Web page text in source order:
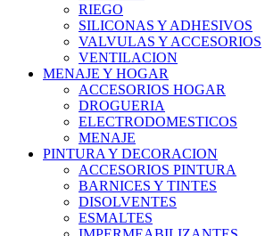
RIEGO
SILICONAS Y ADHESIVOS
VALVULAS Y ACCESORIOS
VENTILACION
MENAJE Y HOGAR
ACCESORIOS HOGAR
DROGUERIA
ELECTRODOMESTICOS
MENAJE
PINTURA Y DECORACION
ACCESORIOS PINTURA
BARNICES Y TINTES
DISOLVENTES
ESMALTES